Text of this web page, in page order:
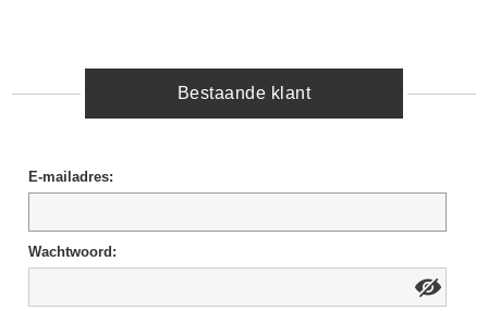
Bestaande klant
E-mailadres:
Wachtwoord: